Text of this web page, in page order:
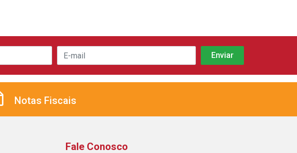
Notas Fiscais
Fale Conosco